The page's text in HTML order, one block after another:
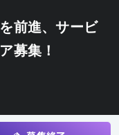
前進、サービ
募集！